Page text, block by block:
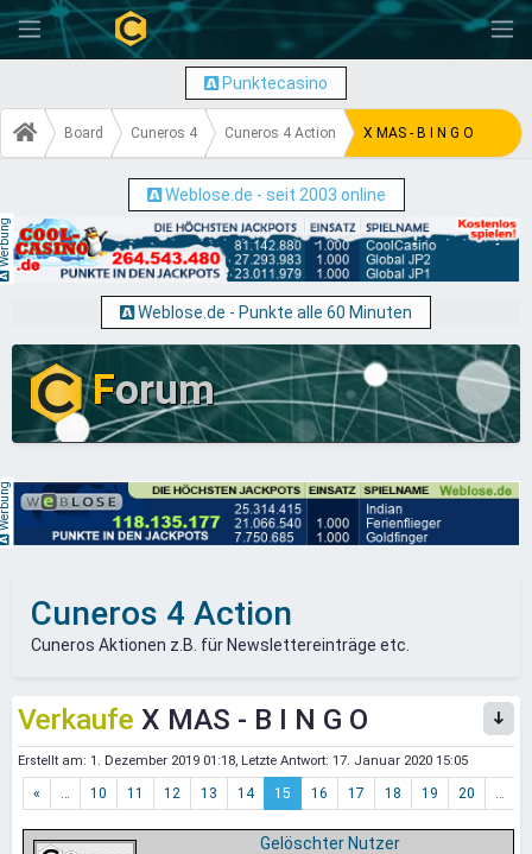
-
Punktecasino
Board Cuneros 4 Cuneros 4 Action X MAS - B I N G O
Weblose.de - seit 2003 online
Weblose.de - Punkte alle 60 Minuten
Forum
Cuneros 4 Action
Cuneros Aktionen z.B. für Newslettereinträge etc.
Verkaufe X MAS - B I N G O
Erstellt am: 1. Dezember 2019 01:18, Letzte Antwort: 17. Januar 2020 15:05
« … 10 11 12 13 14 15 16 17 18 19 20 …
Gelöschter Nutzer